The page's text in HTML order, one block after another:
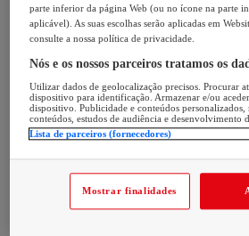
parte inferior da página Web (ou no ícone na parte
aplicável). As suas escolhas serão aplicadas em
consulte a nossa política de privacidade.
Nós e os nossos parceiros tratamos os
Utilizar dados de geolocalização precisos. Procurar
dispositivo para identificação. Armazenar e/ou
dispositivo. Publicidade e conteúdos
conteúdos, estudos de audiência e desenvolvimento
Lista de parceiros (fornecedores)
Mostrar finalidades